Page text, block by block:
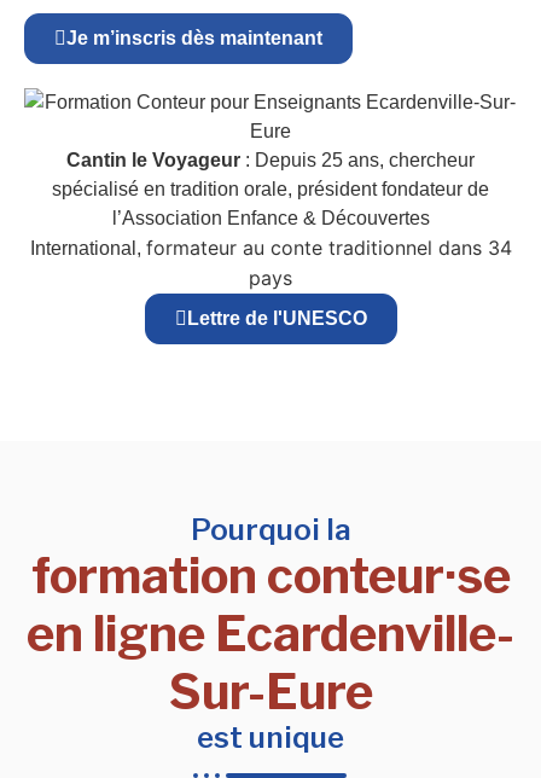
Je m’inscris dès maintenant
Cantin le Voyageur : Depuis 25 ans, chercheur
spécialisé en tradition orale, président fondateur de
l’Association Enfance & Découvertes
International, formateur au conte traditionnel dans 34
pays
Lettre de l'UNESCO
Pourquoi la
formation conteur·se
en ligne Ecardenville-
Sur-Eure
est unique